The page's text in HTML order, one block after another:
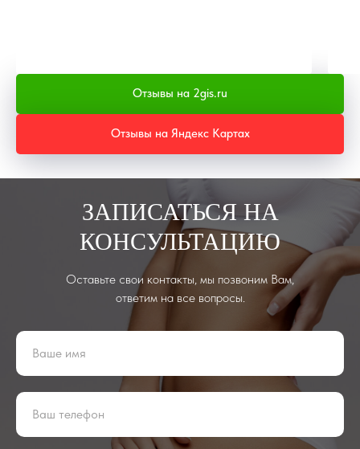
Отзывы на 2gis.ru
Отзывы на Яндекс Картах
ЗАПИСАТЬСЯ НА
КОНСУЛЬТАЦИЮ
Оставьте свои контакты, мы позвоним Вам,
ответим на все вопросы.